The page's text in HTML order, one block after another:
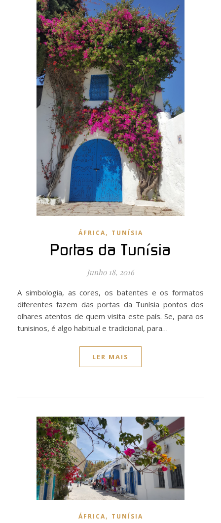
ÁFRICA, TUNÍSIA
Portas da Tunísia
Junho 18, 2016
A simbologia, as cores, os batentes e os formatos
diferentes fazem das portas da Tunísia pontos dos
olhares atentos de quem visita este país. Se, para os
tunisinos, é algo habitual e tradicional, para…
LER MAIS
ÁFRICA, TUNÍSIA